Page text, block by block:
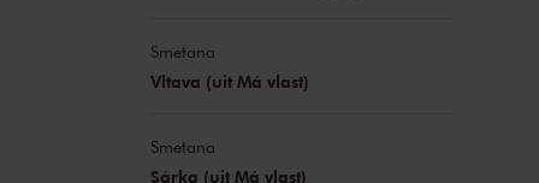
Smetana
Vltava (uit Má vlast)
Smetana
Sárka (uit Má vlast)